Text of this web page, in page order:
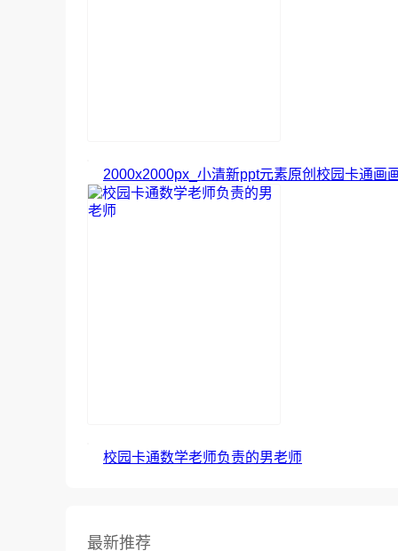
2000x2000px_小清新ppt元素原创校园卡通画
校园卡通数学老师负责的男老师
最新推荐